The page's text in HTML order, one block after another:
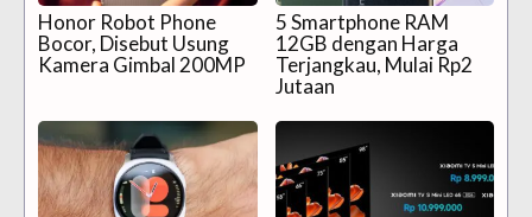
Honor Robot Phone
Bocor, Disebut Usung
Kamera Gimbal 200MP
5 Smartphone RAM
12GB dengan Harga
Terjangkau, Mulai Rp2
Jutaan